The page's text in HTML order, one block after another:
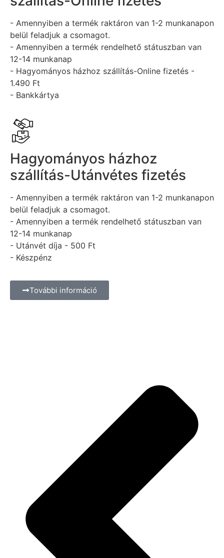
- Amennyiben a termék raktáron van 1-2 munkanapon
belül feladjuk a csomagot.
- Amennyiben a termék rendelhető státuszban van
12-14 munkanap
- Hagyományos házhoz szállítás-Online fizetés -
1.490 Ft
- Bankkártya
Hagyományos házhoz
szállítás-Utánvétes fizetés
- Amennyiben a termék raktáron van 1-2 munkanapon
belül feladjuk a csomagot.
- Amennyiben a termék rendelhető státuszban van
12-14 munkanap
- Utánvét díja - 500 Ft
- Készpénz
További információ